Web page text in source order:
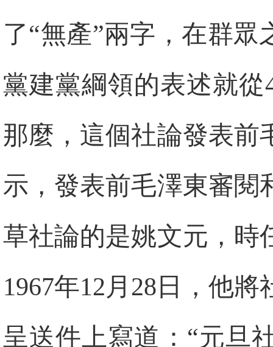
了“無產”兩字，在群眾
黨建黨綱領的表述就
那麼，這個社論發表前
示，發表前毛澤東審閱
草社論的是姚文元，時
1967年12月28日，他
呈送件上寫道：“元旦